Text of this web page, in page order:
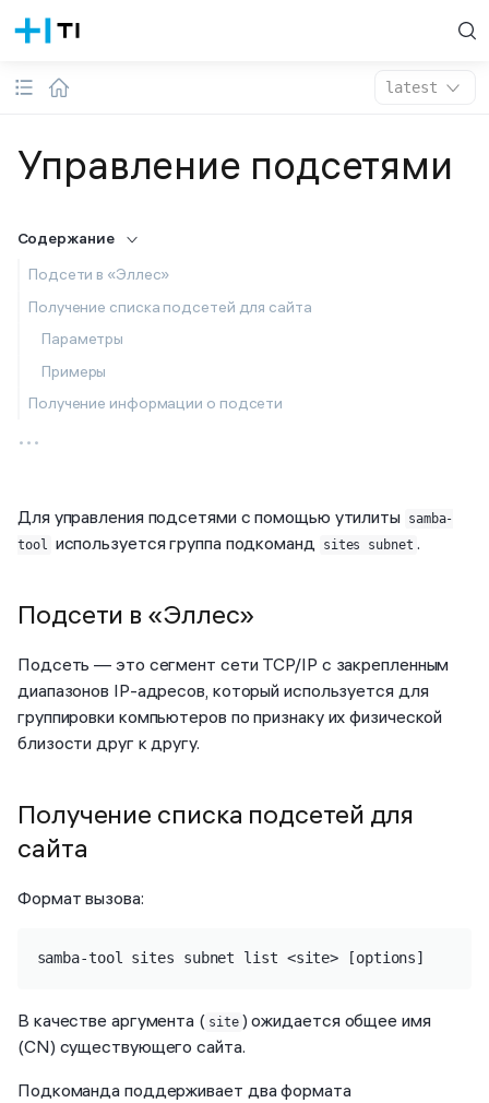
latest
Управление подсетями
Содержание
Подсети в «Эллес»
Получение списка подсетей для сайта
Параметры
Примеры
Получение информации о подсети
...
Для управления подсетями с помощью утилиты samba-
tool используется группа подкоманд sites subnet .
Подсети в «Эллес»
Подсеть — это сегмент сети TCP/IP с закрепленным
диапазонов IP-адресов, который используется для
группировки компьютеров по признаку их физической
близости друг к другу.
Получение списка подсетей для
сайта
Формат вызова:
samba-tool sites subnet list <site> [options]
В качестве аргумента ( site ) ожидается общее имя
(CN) существующего сайта.
Подкоманда поддерживает два формата